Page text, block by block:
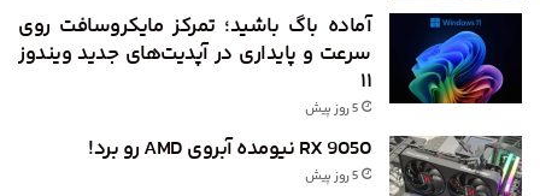
آماده باگ باشید؛ تمرکز مایکروسافت روی
سرعت و پایداری در آپدیت‌های جدید ویندوز
۱۱
5 روز پیش
RX 9050 نیومده آبروی AMD رو برد!
5 روز پیش